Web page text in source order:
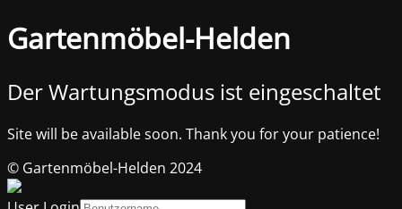
Gartenmöbel-Helden
Der Wartungsmodus ist eingeschaltet
Site will be available soon. Thank you for your patience!
© Gartenmöbel-Helden 2024